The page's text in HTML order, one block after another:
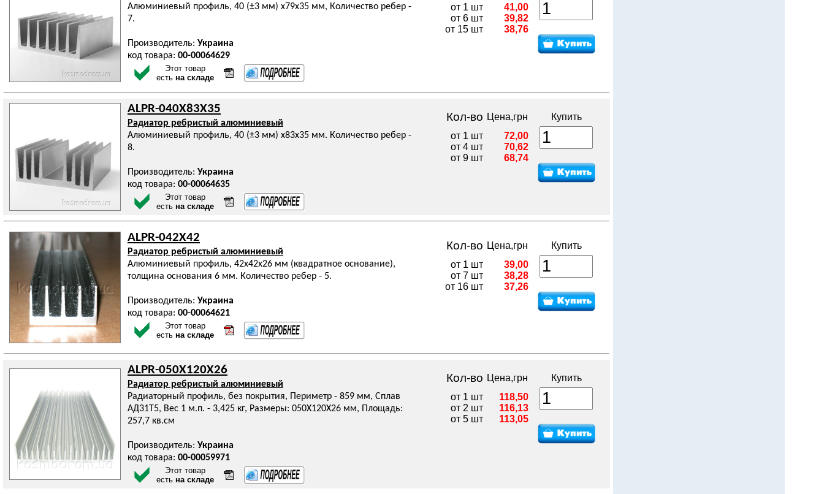
Алюминиевый профиль, 40 (±3 мм) х79х35 мм, Количество ребер -
7.
Производитель: Украина
код товара: 00-00064629
Этот товар
есть на складе
от 1 шт
от 6 шт
от 15 шт
41,00
39,82
38,76
ALPR-040X83X35
Радиатор ребристый алюминиевый
Алюминиевый профиль, 40 (±3 мм) х83х35 мм. Количество ребер -
8.
Производитель: Украина
код товара: 00-00064635
Этот товар
есть на складе
Кол-во Цена,грн
Купить
от 1 шт
от 4 шт
от 9 шт
72,00
70,62
68,74
ALPR-042X42
Радиатор ребристый алюминиевый
Алюминиевый профиль, 42х42х26 мм (квадратное основание),
толщина основания 6 мм. Количество ребер - 5.
Производитель: Украина
код товара: 00-00064621
Этот товар
есть на складе
Кол-во Цена,грн
Купить
от 1 шт
от 7 шт
от 16 шт
39,00
38,28
37,26
ALPR-050X120X26
Радиатор ребристый алюминиевый
Радиаторный профиль, без покрытия, Периметр - 859 мм, Сплав
АД31Т5, Вес 1 м.п. - 3,425 кг, Размеры: 050Х120Х26 мм, Площадь:
257,7 кв.см
Производитель: Украина
код товара: 00-00059971
Этот товар
есть на складе
Кол-во Цена,грн
Купить
от 1 шт
от 2 шт
от 5 шт
118,50
116,13
113,05